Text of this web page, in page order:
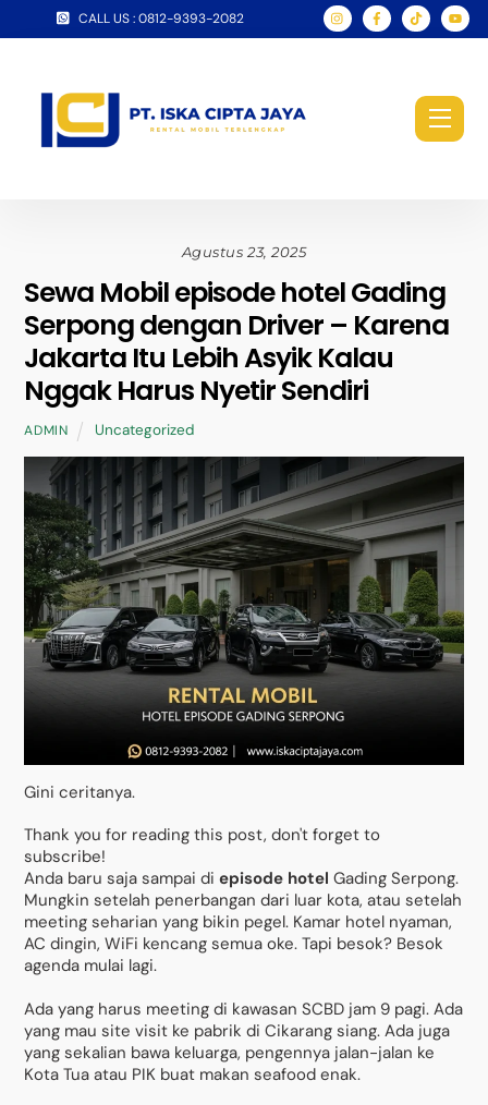
CALL US : 0812-9393-2082
Agustus 23, 2025
Sewa Mobil episode hotel Gading
Serpong dengan Driver – Karena
Jakarta Itu Lebih Asyik Kalau
Nggak Harus Nyetir Sendiri
ADMIN Uncategorized
Gini ceritanya.
Thank you for reading this post, don't forget to
subscribe!
Anda baru saja sampai diepisode hotel Gading Serpong.
Mungkin setelah penerbangan dari luar kota, atau setelah
meeting seharian yang bikin pegel. Kamar hotel nyaman,
AC dingin, WiFi kencang semua oke. Tapi besok? Besok
agenda mulai lagi.
Ada yang harus meeting di kawasan SCBD jam 9 pagi. Ada
yang mau site visit ke pabrik di Cikarang siang. Ada juga
yang sekalian bawa keluarga, pengennya jalan-jalan ke
Kota Tua atau PIK buat makan seafood enak.